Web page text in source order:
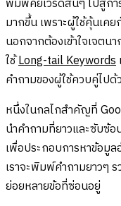
มากขึ้น เพราะผู้ใช้คุ้นเ
นอกจากต้องเข้าใจเจตน
ใช้Long-tail Keywords
คำถามของผู้ใช้ควบคู่ไปด้
หนึ่งในกลไกสำคัญที่
นำคำถามที่ยาวและซับซ้
เพื่อประกอบการหาข้อมู
เราจะพิมพ์คำถามยาวๆ
ย่อยหลายข้อที่ซ่อนอยู่